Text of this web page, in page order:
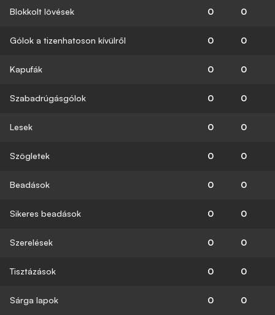
Blokkolt lövések 0 0
Gólok a tizenhatoson kívülről 0 0
Kapufák 0 0
Szabadrúgásgólok 0 0
Lesek 0 0
Szögletek 0 0
Beadások 0 0
Sikeres beadások 0 0
Szerelések 0 0
Tisztázások 0 0
Sárga lapok 0 0